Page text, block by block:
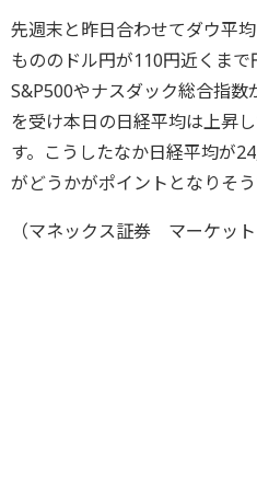
先週末と昨日合わせてダウ平
もののドル円が110円近くま
S&P500やナスダック総合指数
を受け本日の日経平均は上昇
す。こうしたなか日経平均が
がどうかがポイントとなりそう
（マネックス証券 マーケッ